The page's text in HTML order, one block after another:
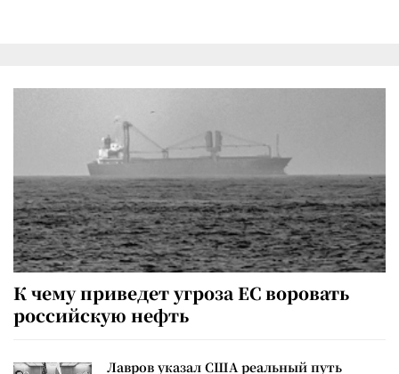
К чему приведет угроза ЕС воровать
российскую нефть
Лавров указал США реальный путь